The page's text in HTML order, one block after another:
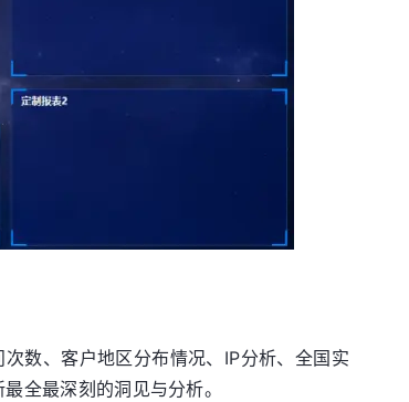
数、客户地区分布情况、IP分析、全国实
全最深刻的洞见与分析。